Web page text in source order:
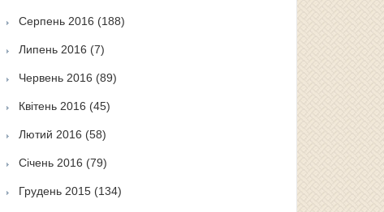
Серпень 2016 (188)
Липень 2016 (7)
Червень 2016 (89)
Квітень 2016 (45)
Лютий 2016 (58)
Січень 2016 (79)
Грудень 2015(134)